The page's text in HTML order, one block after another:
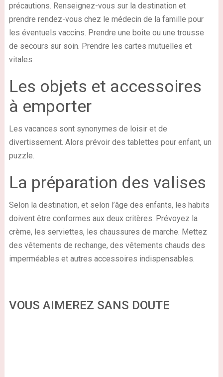
précautions. Renseignez-vous sur la destination et
prendre rendez-vous chez le médecin de la famille pour
les éventuels vaccins. Prendre une boite ou une trousse
de secours sur soin. Prendre les cartes mutuelles et
vitales.
Les objets et accessoires
à emporter
Les vacances sont synonymes de loisir et de
divertissement. Alors prévoir des tablettes pour enfant, un
puzzle.
La préparation des valises
Selon la destination, et selon l’âge des enfants, les habits
doivent être conformes aux deux critères. Prévoyez la
crème, les serviettes, les chaussures de marche. Mettez
des vêtements de rechange, des vêtements chauds des
imperméables et autres accessoires indispensables.
VOUS AIMEREZ SANS DOUTE